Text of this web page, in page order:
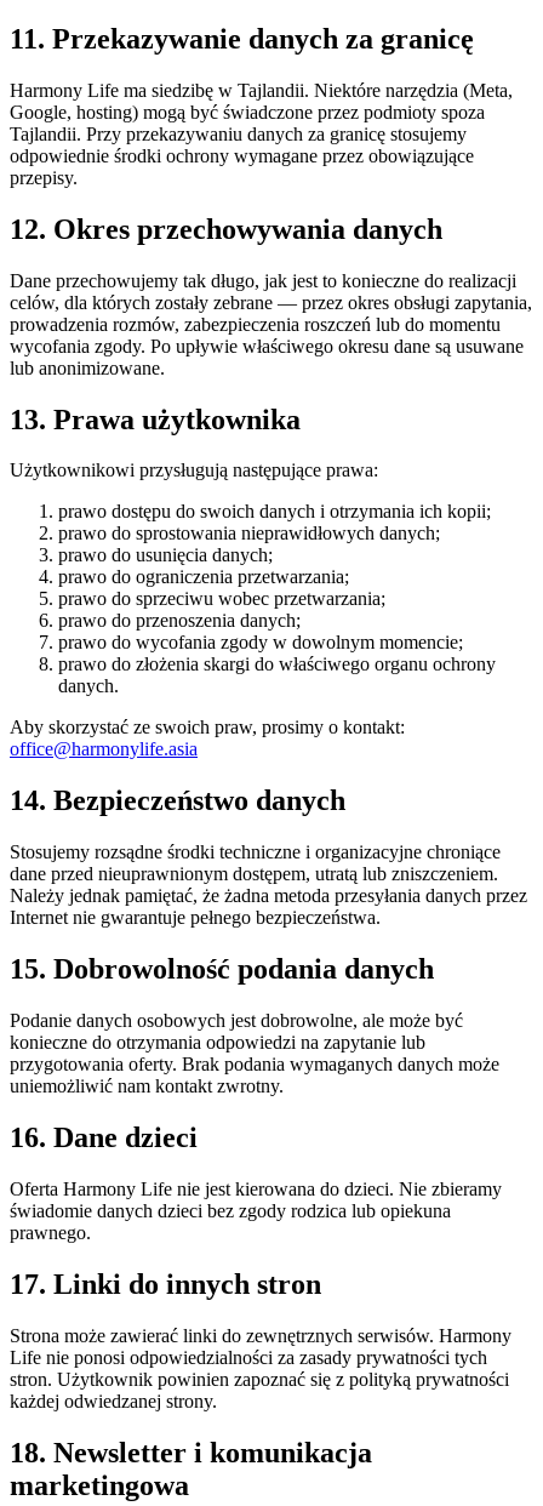
11. Przekazywanie danych za granicę
Harmony Life ma siedzibę w Tajlandii. Niektóre narzędzia (Meta,
Google, hosting) mogą być świadczone przez podmioty spoza
Tajlandii. Przy przekazywaniu danych za granicę stosujemy
odpowiednie środki ochrony wymagane przez obowiązujące
przepisy.
12. Okres przechowywania danych
Dane przechowujemy tak długo, jak jest to konieczne do realizacji
celów, dla których zostały zebrane — przez okres obsługi zapytania,
prowadzenia rozmów, zabezpieczenia roszczeń lub do momentu
wycofania zgody. Po upływie właściwego okresu dane są usuwane
lub anonimizowane.
13. Prawa użytkownika
Użytkownikowi przysługują następujące prawa:
prawo dostępu do swoich danych i otrzymania ich kopii;
prawo do sprostowania nieprawidłowych danych;
prawo do usunięcia danych;
prawo do ograniczenia przetwarzania;
prawo do sprzeciwu wobec przetwarzania;
prawo do przenoszenia danych;
prawo do wycofania zgody w dowolnym momencie;
prawo do złożenia skargi do właściwego organu ochrony
danych.
Aby skorzystać ze swoich praw, prosimy o kontakt:
office@harmonylife.asia
14. Bezpieczeństwo danych
Stosujemy rozsądne środki techniczne i organizacyjne chroniące
dane przed nieuprawnionym dostępem, utratą lub zniszczeniem.
Należy jednak pamiętać, że żadna metoda przesyłania danych przez
Internet nie gwarantuje pełnego bezpieczeństwa.
15. Dobrowolność podania danych
Podanie danych osobowych jest dobrowolne, ale może być
konieczne do otrzymania odpowiedzi na zapytanie lub
przygotowania oferty. Brak podania wymaganych danych może
uniemożliwić nam kontakt zwrotny.
16. Dane dzieci
Oferta Harmony Life nie jest kierowana do dzieci. Nie zbieramy
świadomie danych dzieci bez zgody rodzica lub opiekuna
prawnego.
17. Linki do innych stron
Strona może zawierać linki do zewnętrznych serwisów. Harmony
Life nie ponosi odpowiedzialności za zasady prywatności tych
stron. Użytkownik powinien zapoznać się z polityką prywatności
każdej odwiedzanej strony.
18. Newsletter i komunikacja
marketingowa